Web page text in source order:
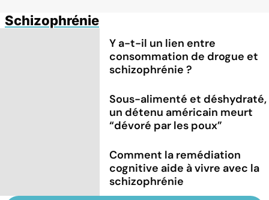
Schizophrénie
Y a-t-il un lien entre
consommation de drogue et
schizophrénie ?
Sous-alimenté et déshydraté,
un détenu américain meurt
“dévoré par les poux”
Comment la remédiation
cognitive aide à vivre avec la
schizophrénie